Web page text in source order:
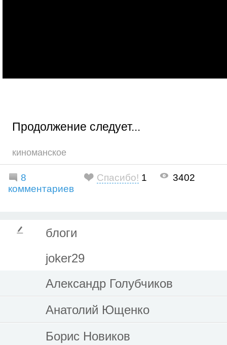
Продолжение следует...
киноманское
8
комментариев
Спасибо! 1 3402
блоги
joker29
Александр Голубчиков
Анатолий Ющенко
Борис Новиков